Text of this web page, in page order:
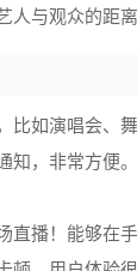
与观众的距
如演唱会、
知，非常方便
播！能够在